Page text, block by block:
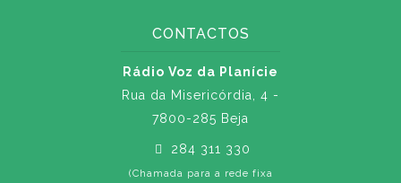
CONTACTOS
Rádio Voz da Planície
Rua da Misericórdia, 4 -
7800-285 Beja
284 311 330
(Chamada para a rede fixa